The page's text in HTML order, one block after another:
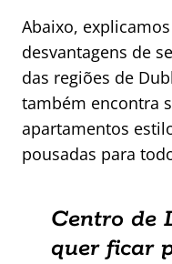
Abaixo,
desvantagens de
das regiões de
também encontra
apartamentos
pousadas para
Centro de
quer ficar